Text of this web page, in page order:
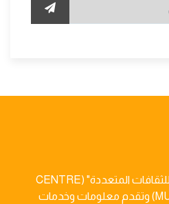
منصة تصدر عن "مركز باريس للثقافات المتعددة" (CENTRE
MULTICULTUREL DE PARIS) وتقدم معلومات وخدمات